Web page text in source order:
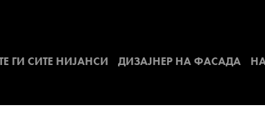
ГИ СИТЕ НИЈАНСИ ДИЗАЈНЕР НА ФАСАДA